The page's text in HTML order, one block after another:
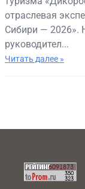
отраслевая
Сибири — 2026».
руководител...
Читать далее »